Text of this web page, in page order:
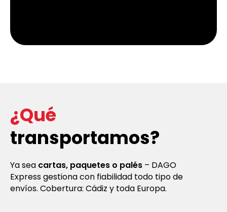
¿Qué
transportamos?
Ya sea cartas, paquetes o palés – DAGO
Express gestiona con fiabilidad todo tipo de
envíos. Cobertura: Cádiz y toda Europa.